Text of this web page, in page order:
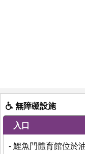
無障礙設施
入口
- 鯉魚門體育館位於